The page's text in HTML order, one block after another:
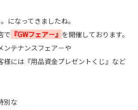
になってきましたね。
で 『GWフェア－』 を開催しております。
ンテナンスフェア－や
様には『用品資金プレゼントくじ』など
別な